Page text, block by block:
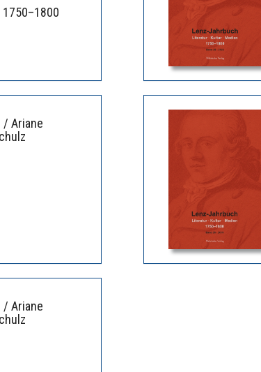
1750–1800
/ Ariane
/ Ariane